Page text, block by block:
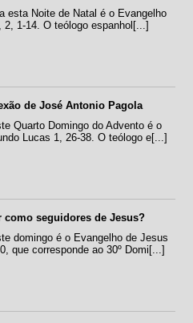
esta Noite de Natal é o Evangelho
1-14. O teólogo espanhol[...]
de José Antonio Pagola
Quarto Domingo do Advento é o
Lucas 1, 26-38. O teólogo e[...]
como seguidores de Jesus?
domingo é o Evangelho de Jesus
que corresponde ao 30º Domi[...]